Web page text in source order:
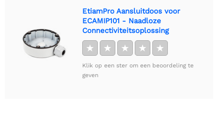
EtiamPro Aansluitdoos voor
ECAMIP101 - Naadloze
Connectiviteitsoplossing
★ ★ ★ ★ ★
Klik op een ster om een beoordeling te
geven